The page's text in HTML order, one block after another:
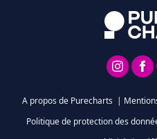
A propos de Purecharts |
Politique de protection des